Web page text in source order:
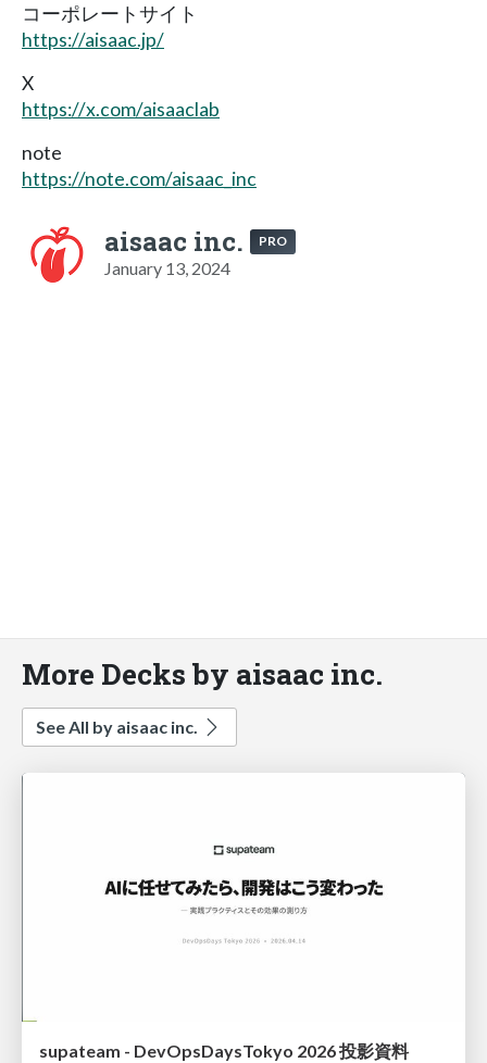
コーポレートサイト
https://aisaac.jp/
X
https://x.com/aisaaclab
note
https://note.com/aisaac_inc
aisaac inc. PRO
January 13, 2024
More Decks by aisaac inc.
See All by aisaac inc.
supateam - DevOpsDaysTokyo 2026 投影資料